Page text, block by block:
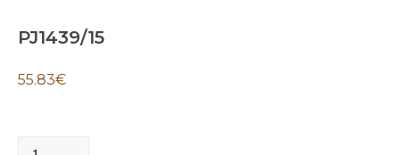
PJ1439/15
55.83€
PJ1439/15